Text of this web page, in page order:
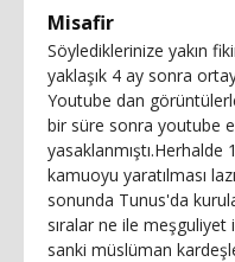
Misafir
Söylediklerinize yakın
yaklaşık 4 ay sonra
Youtube dan
bir süre sonra youtube
kamuoyu yaratılması
sonunda Tunus'da
sıralar ne ile meşguliyet
sanki müslüman